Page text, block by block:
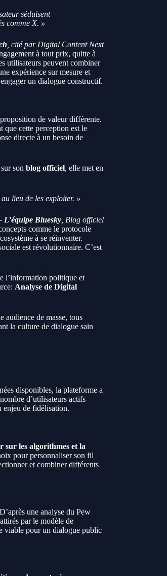
séduisent
comme X. »
, cité par Digital Content Next
à tout prix, quitte à
utilisateurs peuvent combiner
expérience sur mesure et
un dialogue constructif.
de valeur différente.
que cette perception est le
directe à un besoin de
son blog officiel, elle met en
lieu de les exploiter. »
L’équipe Bluesky , Blog officiel
comme le protocole
à se réinventer.
est révolutionnaire. C’est
l’information politique et
Analyse de Digital
audience de masse, tous
la culture de dialogue sain
disponibles, la plateforme a
d’utilisateurs actifs
enjeu de fidélisation.
sur les algorithmes et la
pour personnaliser son fil
et combiner différents
D’après une analyse du Pew
par le modèle de
viable pour un dialogue public